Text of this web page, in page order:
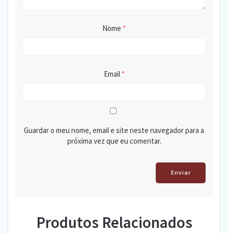
Nome *
Email *
Guardar o meu nome, email e site neste navegador para a
próxima vez que eu comentar.
Produtos Relacionados